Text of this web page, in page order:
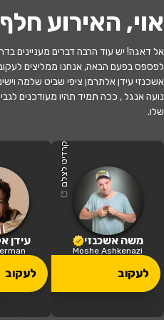
לשחרר את נחמה
מתי?20:30 | 08.07
איפה?רחובות בית
כמה עולה?
אוי, האירוע
אל דאגה! יש עוד הרבה דברים מעניינים
לפספס בפעם הבאה, אנחנו ממליצים
אשכנזי עידן אלתרמן ציפי שביט שלמה
נועה אנגל , ככה תמיד תהיו מעודכנים
שלו.
קרדיט לצלם
משה אשכנזי
Moshe Ashkenazi
לעקוב
עידן
לעקוב